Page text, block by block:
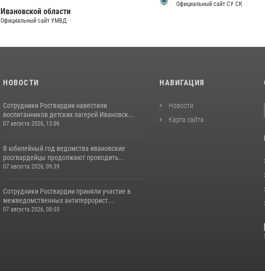
Ивановской области
Официальный сайт УМВД
Официальный сайт СУ СК
НОВОСТИ
Сотрудники Росгвардии навестили
воспитанников детских лагерей Ивановск...
07 августа 2026, 13:06
В юбилейный год ведомства ивановские
росгвардейцы продолжают проводить...
07 августа 2026, 09:39
Сотрудники Росгвардии приняли участие в
межведомственных антитеррорист...
07 августа 2026, 08:03
НАВИГАЦИЯ
Новости
Карта сайта